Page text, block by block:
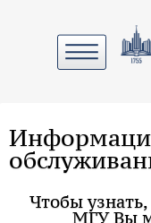
Чтобы
МГУ Вы